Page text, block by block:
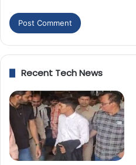
Recent Tech News